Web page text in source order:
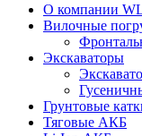
О компании
Вилочные
Экскаваторы
Грунтовые
Тяговые АКБ